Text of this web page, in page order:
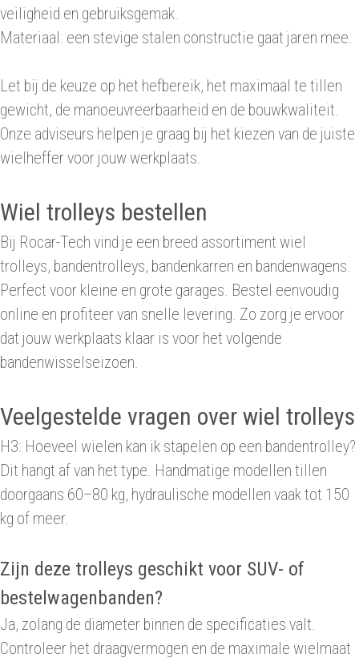
veiligheid en gebruiksgemak.
Materiaal: een stevige stalen constructie gaat jaren mee.
Let bij de keuze op het hefbereik, het maximaal te tillen
gewicht, de manoeuvreerbaarheid en de bouwkwaliteit.
Onze adviseurs helpen je graag bij het kiezen van de juiste
wielheffer voor jouw werkplaats.
Wiel trolleys bestellen
Bij Rocar-Tech vind je een breed assortiment wiel
trolleys, bandentrolleys, bandenkarren en bandenwagens.
Perfect voor kleine en grote garages. Bestel eenvoudig
online en profiteer van snelle levering. Zo zorg je ervoor
dat jouw werkplaats klaar is voor het volgende
bandenwisselseizoen.
Veelgestelde vragen over wiel trolleys
H3: Hoeveel wielen kan ik stapelen op een bandentrolley?
Dit hangt af van het type. Handmatige modellen tillen
doorgaans 60–80 kg, hydraulische modellen vaak tot 150
kg of meer.
Zijn deze trolleys geschikt voor SUV- of
bestelwagenbanden?
Ja, zolang de diameter binnen de specificaties valt.
Controleer het draagvermogen en de maximale wielmaat